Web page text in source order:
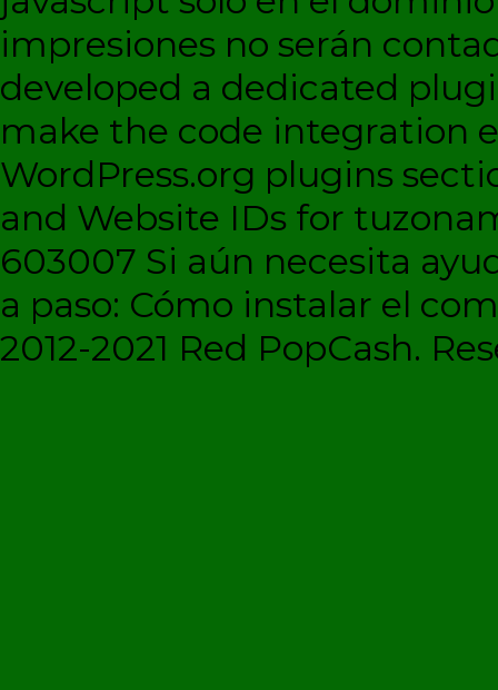
impresiones no serán
developed a dedicated
make the code integration
WordPress.org plugins
and Website IDs for
603007 Si aún necesita
a paso: Cómo instalar el
2012-2021 Red PopCash.